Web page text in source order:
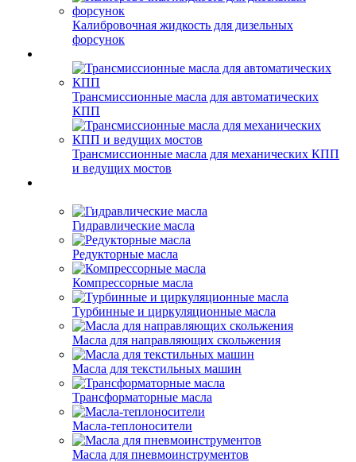
Калибровочная жидкость для дизельных
форсунок
Трансмиссионные масла для автоматических
КПП
Трансмиссионные масла для механических КПП
и ведущих мостов
Гидравлические масла
Редукторные масла
Компрессорные масла
Турбинные и циркуляционные масла
Масла для направляющих скольжения
Масла для текстильных машин
Трансформаторные масла
Масла-теплоносители
Масла для пневмоинструментов